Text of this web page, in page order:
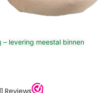
levering meestal binnen